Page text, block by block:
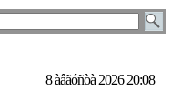
8 àâãóñòà 2026 20:08